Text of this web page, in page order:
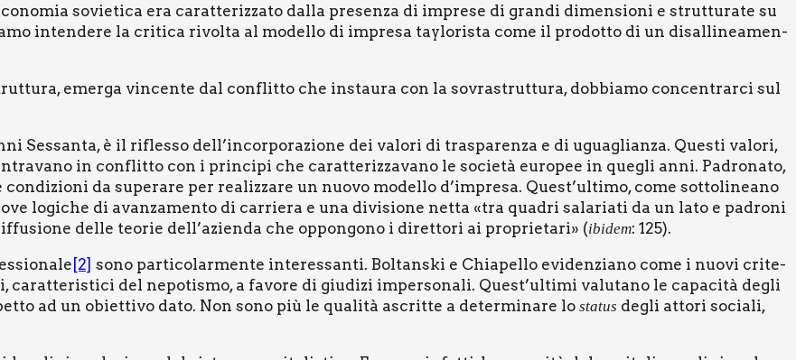
sovie­ti­ca era carat­te­riz­za­to dal­la pre­sen­za di impre­se di gran­di dimen­sio­ni e strut­tu­ra­te su
inten­de­re la cri­ti­ca rivol­ta al model­lo di impre­sa tay­lo­ri­sta come il pro­dot­to di un disal­li­nea­men­
emer­ga vin­cen­te dal con­flit­to che instau­ra con la sovra­strut­tu­ra, dob­bia­mo con­cen­trar­ci sul
Ses­san­ta, è il rifles­so dell’incorporazione dei valo­ri di tra­spa­ren­za e di ugua­glian­za. Que­sti valo­ri,
in con­flit­to con i prin­ci­pi che carat­te­riz­za­va­no le socie­tà euro­pee in que­gli anni. Padro­na­to,
da supe­ra­re per rea­liz­za­re un nuo­vo model­lo d’impresa. Quest’ultimo, come sot­to­li­nea­no
logi­che di avan­za­men­to di car­rie­ra e una divi­sio­ne net­ta «tra qua­dri sala­ria­ti da un lato e padro­ni
del­le teo­rie dell’azienda che oppon­go­no i diret­to­ri ai pro­prie­ta­ri» (ibi­dem: 125).
[2] sono par­ti­co­lar­men­te inte­res­san­ti. Bol­tan­ski e Chia­pel­lo evi­den­zia­no come i nuo­vi cri­te­
del nepo­ti­smo, a favo­re di giu­di­zi imper­so­na­li. Quest’ultimi valu­ta­no le capa­ci­tà degli
ad un obiet­ti­vo dato. Non sono più le qua­li­tà ascrit­te a deter­mi­na­re lo sta­tus degli atto­ri socia­li,